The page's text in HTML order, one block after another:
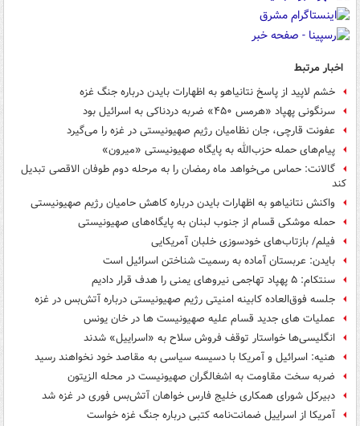
اخبار مرتبط
خشم لاپید از پاسخ نتانیاهو به اظهارات بایدن درباره جنگ غزه
سرنگونی پهپاد «هرمس ۴۵۰» ضربه دردناکی به اسرائیل بود
عفونت قارچی، جان نظامیان رژیم صهیونیستی در غزه را می‌گیرد
پیام‌های حمله حزب‌الله به پایگاه صهیونیستی «میرون»
گالانت: حماس می‌خواهد ماه رمضان را به مرحله دوم طوفان الاقصی تبدیل
کند
واکنش نتانیاهو به اظهارات بایدن درباره کاهش حامیان رژیم صهیونیستی
حمله موشکی قسام از جنوب لبنان به پایگاه‌های صهیونیستی
فیلم/ بازتاب‌های خودسوزی خلبان آمریکایی
بایدن: عربستان آماده به رسمیت شناختن اسرائیل است
سنتکام: ۵ پهپاد تهاجمی نیروهای یمنی را هدف قرار دادیم
جلسه فوق‌العاده کابینه امنیتی رژیم صهیونیستی درباره آتش‌بس در غزه
عملیات های جدید قسام علیه صهیونیست ها در خان یونس
انگلیسی‌ها خواستار توقف فروش سلاح به «اسراییل» شدند
هنیه: اسرائیل و آمریکا با دسیسه سیاسی به مقاصد خود نخواهند رسید
ضربه سخت مقاومت به اشغالگران صهیونیست در محله الزیتون
دبیرکل شورای همکاری خلیج فارس خواهان آتش‌بس فوری در غزه شد
آمریکا از اسراییل ضمانت‌نامه کتبی درباره جنگ غزه خواست